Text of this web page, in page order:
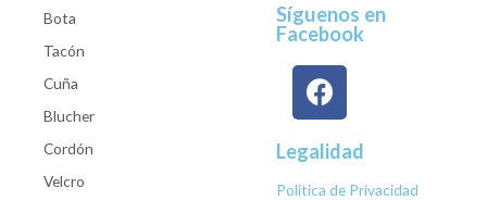
Bota
Tacón
Cuña
Blucher
Cordón
Velcro
Síguenos en
Facebook
Legalidad
Política de Privacidad